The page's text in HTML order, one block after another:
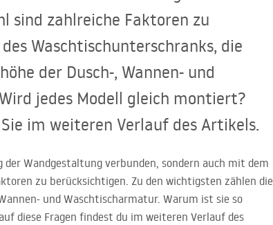
sind zahlreiche Faktoren zu
Waschtischunterschranks, die
der Dusch-, Wannen- und
jedes Modell gleich montiert?
im weiteren Verlauf des Artikels.
Wandgestaltung verbunden, sondern auch mit dem
zu berücksichtigen. Zu den wichtigsten zählen die
und Waschtischarmatur. Warum ist sie so
diese Fragen findest du im weiteren Verlauf des